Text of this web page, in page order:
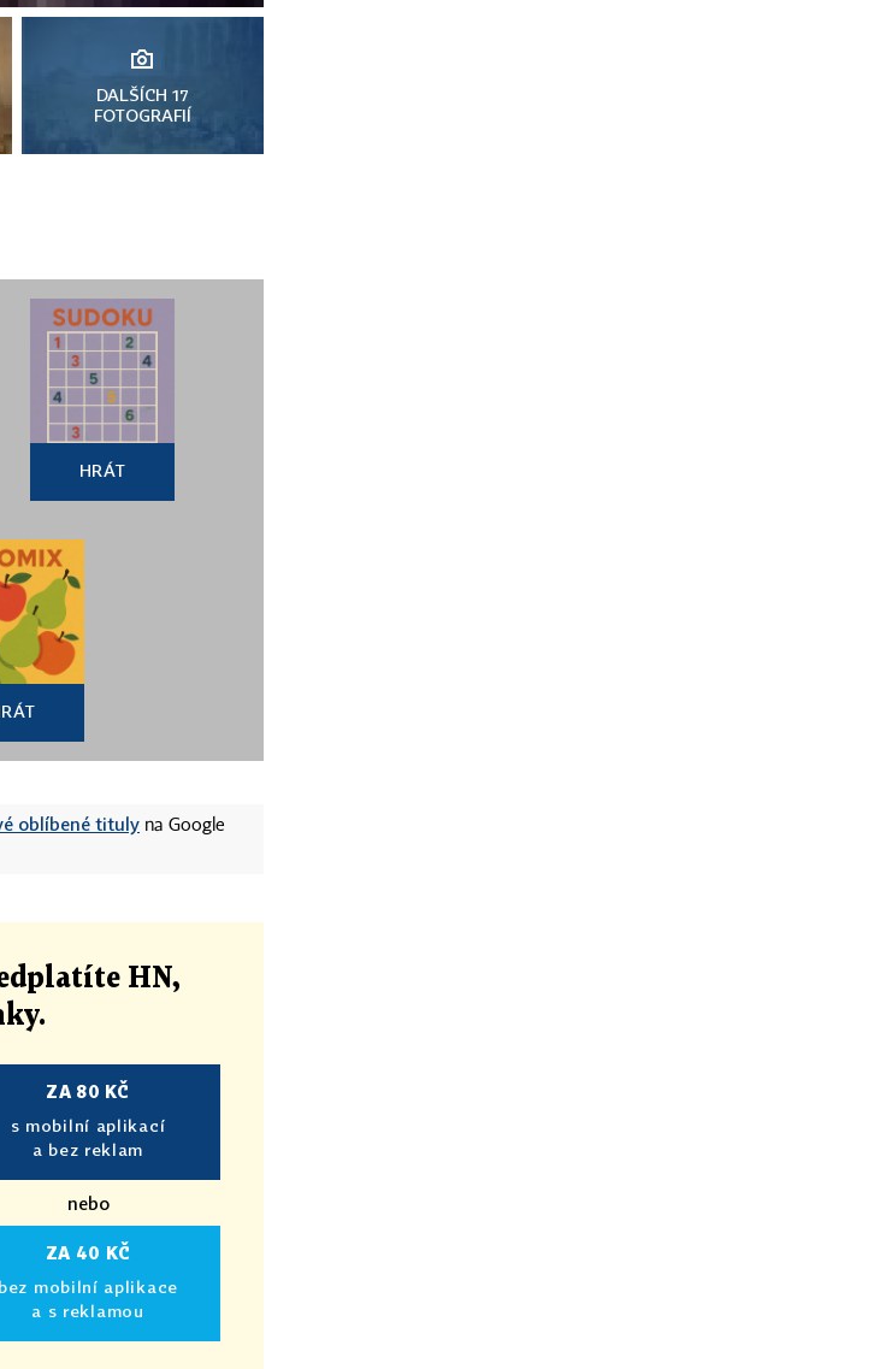
DALŠÍCH 17
FOTOGRAFIÍ
HRÁT
oblíbené tituly na Google
HN,
.
ZA 80 KČ
s mobilní aplikací
a bez reklam
nebo
ZA 40 KČ
bez mobilní aplikace
a s reklamou